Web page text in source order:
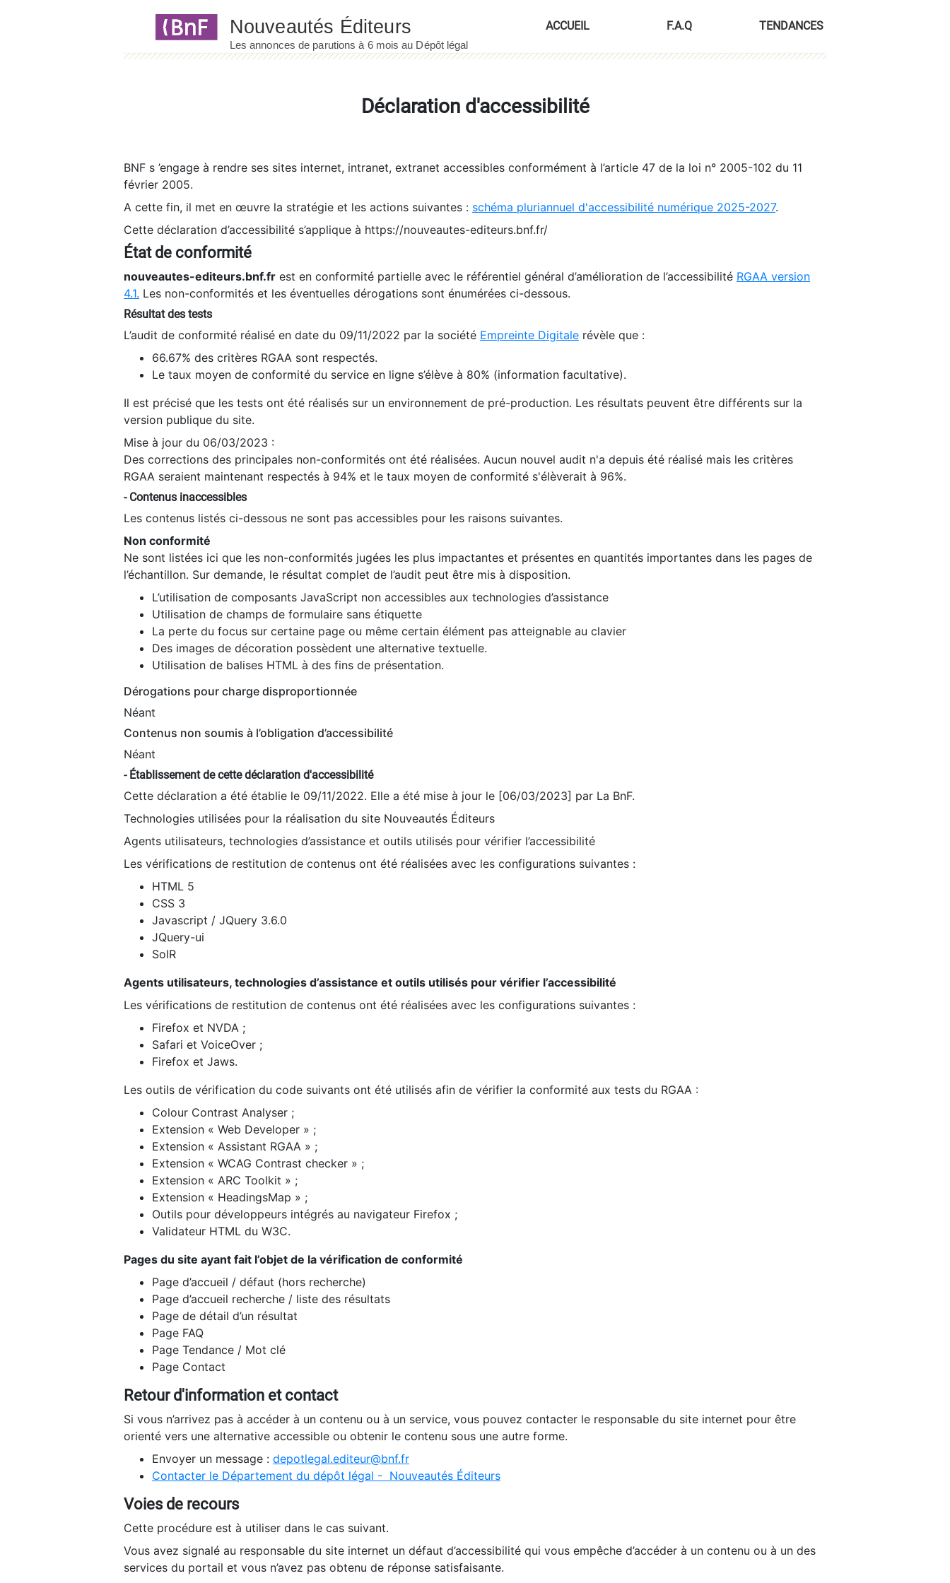
ACCUEIL F.A.Q TENDANCES
Déclaration d'accessibilité
BNF s ’engage à rendre ses sites internet, intranet, extranet accessibles conformément à l’article 47 de la loi n° 2005-102 du 11
février 2005.
A cette fin, il met en œuvre la stratégie et les actions suivantes : schéma pluriannuel d'accessibilité numérique 2025-2027.
Cette déclaration d’accessibilité s’applique à https://nouveautes-editeurs.bnf.fr/
État de conformité
nouveautes-editeurs.bnf.fr est en conformité partielle avec le référentiel général d’amélioration de l’accessibilité RGAA version
4.1. Les non-conformités et les éventuelles dérogations sont énumérées ci-dessous.
Résultat des tests
L’audit de conformité réalisé en date du 09/11/2022 par la société Empreinte Digitale révèle que :
66.67% des critères RGAA sont respectés.
Le taux moyen de conformité du service en ligne s’élève à 80% (information facultative).
Il est précisé que les tests ont été réalisés sur un environnement de pré-production. Les résultats peuvent être différents sur la
version publique du site.
Mise à jour du 06/03/2023 :
Des corrections des principales non-conformités ont été réalisées. Aucun nouvel audit n'a depuis été réalisé mais les critères
RGAA seraient maintenant respectés à 94% et le taux moyen de conformité s'élèverait à 96%.
- Contenus inaccessibles
Les contenus listés ci-dessous ne sont pas accessibles pour les raisons suivantes.
Non conformité
Ne sont listées ici que les non-conformités jugées les plus impactantes et présentes en quantités importantes dans les pages de
l’échantillon. Sur demande, le résultat complet de l’audit peut être mis à disposition.
L’utilisation de composants JavaScript non accessibles aux technologies d’assistance
Utilisation de champs de formulaire sans étiquette
La perte du focus sur certaine page ou même certain élément pas atteignable au clavier
Des images de décoration possèdent une alternative textuelle.
Utilisation de balises HTML à des fins de présentation.
Dérogations pour charge disproportionnée
Néant
Contenus non soumis à l’obligation d’accessibilité
Néant
- Établissement de cette déclaration d'accessibilité
Cette déclaration a été établie le 09/11/2022. Elle a été mise à jour le [06/03/2023] par La BnF.
Technologies utilisées pour la réalisation du site Nouveautés Éditeurs
Agents utilisateurs, technologies d’assistance et outils utilisés pour vérifier l’accessibilité
Les vérifications de restitution de contenus ont été réalisées avec les configurations suivantes :
HTML 5
CSS 3
Javascript / JQuery 3.6.0
JQuery-ui
SolR
Agents utilisateurs, technologies d’assistance et outils utilisés pour vérifier l’accessibilité
Les vérifications de restitution de contenus ont été réalisées avec les configurations suivantes :
Firefox et NVDA ;
Safari et VoiceOver ;
Firefox et Jaws.
Les outils de vérification du code suivants ont été utilisés afin de vérifier la conformité aux tests du RGAA :
Colour Contrast Analyser ;
Extension « Web Developer » ;
Extension « Assistant RGAA » ;
Extension « WCAG Contrast checker » ;
Extension « ARC Toolkit » ;
Extension « HeadingsMap » ;
Outils pour développeurs intégrés au navigateur Firefox ;
Validateur HTML du W3C.
Pages du site ayant fait l’objet de la vérification de conformité
Page d’accueil / défaut (hors recherche)
Page d’accueil recherche / liste des résultats
Page de détail d’un résultat
Page FAQ
Page Tendance / Mot clé
Page Contact
Retour d'information et contact
Si vous n’arrivez pas à accéder à un contenu ou à un service, vous pouvez contacter le responsable du site internet pour être
orienté vers une alternative accessible ou obtenir le contenu sous une autre forme.
Envoyer un message : depotlegal.editeur@bnf.fr
Contacter le Département du dépôt légal - Nouveautés Éditeurs
Voies de recours
Cette procédure est à utiliser dans le cas suivant.
Vous avez signalé au responsable du site internet un défaut d’accessibilité qui vous empêche d’accéder à un contenu ou à un des
services du portail et vous n’avez pas obtenu de réponse satisfaisante.